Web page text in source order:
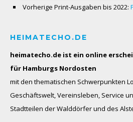
Vorherige Print-Ausgaben bis 2022:
HEIMATECHO.DE
heimatecho.de ist ein online
für Hamburgs Nordosten
mit den thematischen Schwerpunkten
Geschäftswelt, Vereinsleben, Service
Stadtteilen der Walddörfer und des